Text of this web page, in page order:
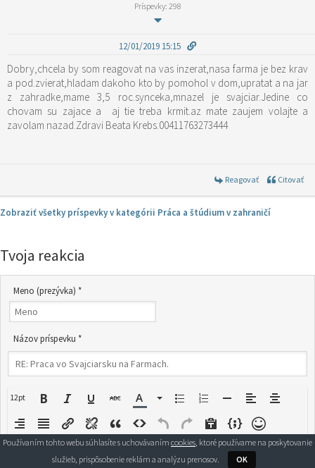
Príspevky: 298
12/01/2019 15:15
Dobry,chcela by som reagovat na vas inzerat,nasa farma je bez krav
a pod.zvierat,hladam dakoho kto by pomohol v dom,upratat a na jar
z zahradke,mame 3,5 roc.synceka,mnazel je svajciar.Jedine co
chovam su zajace a aj tie treba krmit.az mate zaujem volajte a
zavolam nazad.Zdravi Beata Krebs.00411763273444
Reagovať Citovať
Zobraziť všetky príspevky v kategórii Práca a štúdium v zahraničí
Tvoja reakcia
Meno (prezývka) *
Názov príspevku *
12pt
Používaním tohto webu súhlasíte s uchovávaním cookies, ktoré používame na poskytovanie
služieb, prispôsobenie reklám a analýzu prenosov.
OK